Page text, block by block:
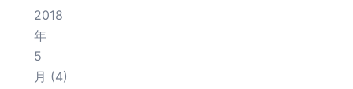
2018
年
5
月 (4)